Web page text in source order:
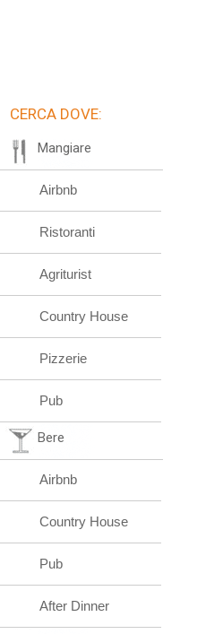
CERCA DOVE:
Mangiare
Airbnb
Ristoranti
Agriturist
Country House
Pizzerie
Pub
Bere
Airbnb
Country House
Pub
After Dinner